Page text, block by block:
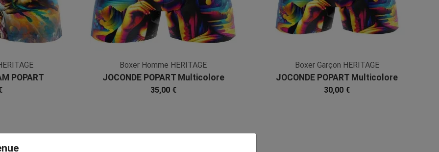
POPART
Microfibre
Boxer Homme HERITAGE
JOCONDE POPART Multicolore
Jaune Microfibre
35,00 €
Boxer Garçon HERITAGE
JOCONDE POPART Multicolore
Jaune Microfibre
30,00 €